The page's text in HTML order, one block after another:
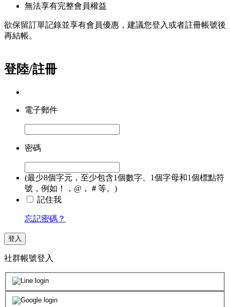
無法享有完整會員權益
欲保留訂單記錄並享有會員優惠，建議您登入或者註冊帳號後
再結帳。
登陸/註冊
電子郵件
密碼
(最少8個字元，至少包含1個數字、1個字母和1個標點符
號，例如！，@，＃等。)
記住我
忘記密碼？
登入
社群帳號登入